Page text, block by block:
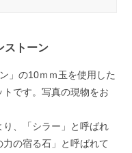
ストーン
」の10ｍｍ玉を使用した
です。写真の現物をお
り、「シラー」と呼ばれ
の宿る石」と呼ばれて